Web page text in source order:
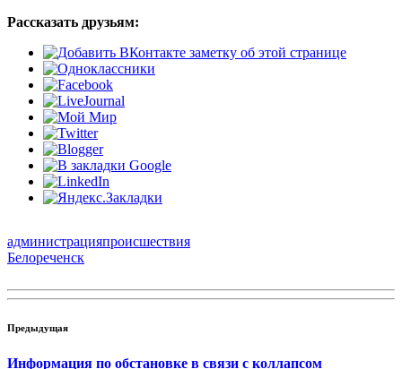
Рассказать друзьям:
администрацияпроисшествия
Белореченск
Предыдущая
Информация по обстановке в связи с коллапсом